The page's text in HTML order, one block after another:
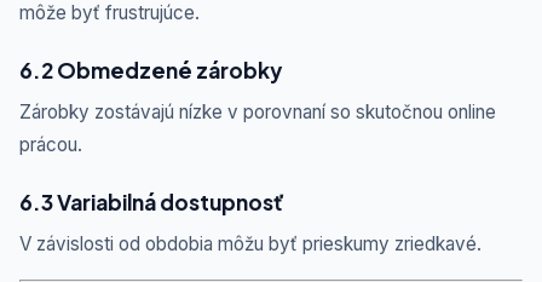
môže byť frustrujúce.
6.2 Obmedzené zárobky
Zárobky zostávajú nízke v porovnaní so skutočnou online
prácou.
6.3 Variabilná dostupnosť
V závislosti od obdobia môžu byť prieskumy zriedkavé.